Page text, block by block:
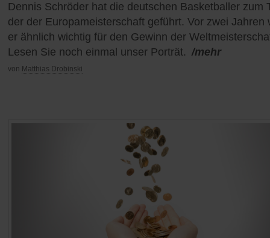
Dennis Schröder hat die deutschen Basketballer zum
der der Europameisterschaft geführt. Vor zwei Jahren
er ähnlich wichtig für den Gewinn der
Lesen Sie noch einmal unser Porträt. /mehr
von Matthias Drobinski